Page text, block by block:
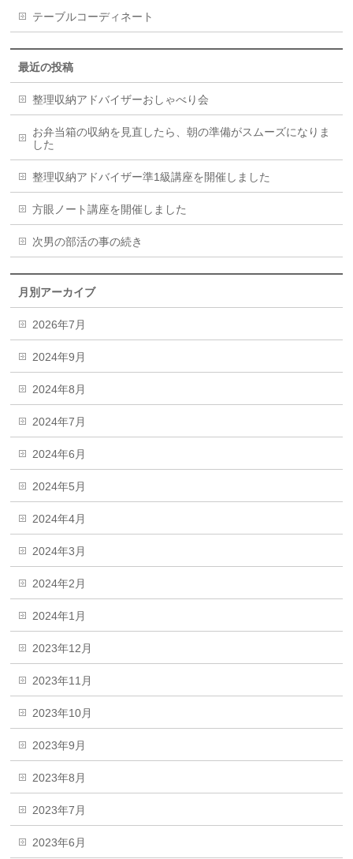
テーブルコーディネート
最近の投稿
整理収納アドバイザーおしゃべり会
お弁当箱の収納を見直したら、朝の準備がスムーズになりま
した
整理収納アドバイザー準1級講座を開催しました
方眼ノート講座を開催しました
次男の部活の事の続き
月別アーカイブ
2026年7月
2024年9月
2024年8月
2024年7月
2024年6月
2024年5月
2024年4月
2024年3月
2024年2月
2024年1月
2023年12月
2023年11月
2023年10月
2023年9月
2023年8月
2023年7月
2023年6月